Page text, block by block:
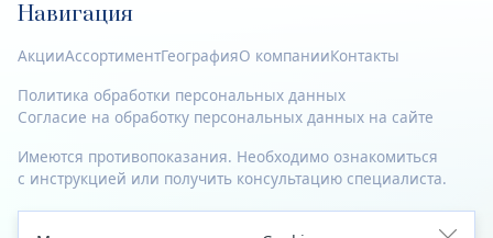
Навигация
АкцииАссортиментГеографияО компанииКонтакты
Политика обработки персональных данных
Согласие на обработку персональных данных на сайте
Имеются противопоказания. Необходимо ознакомиться
с инструкцией или получить консультацию специалиста.
© 2023—2026 Все права защищены.